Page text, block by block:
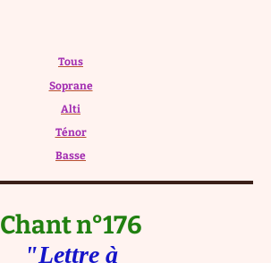
Tous
Soprane
Alti
Ténor
Basse
Chant n°176
"Lettre à